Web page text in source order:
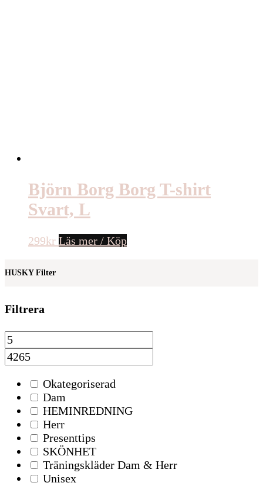
Björn Borg Borg T-shirt
Svart, L
299kr Läs mer / Köp
HUSKY Filter
Filtrera
Okategoriserad
Dam
HEMINREDNING
Herr
Presenttips
SKÖNHET
Träningskläder Dam & Herr
Unisex